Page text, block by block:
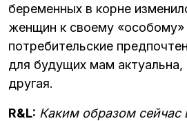
беременных в корне
женщин к своему
потребительские
для будущих мам актуальна,
другая.
R&L: Каким образом сейчас